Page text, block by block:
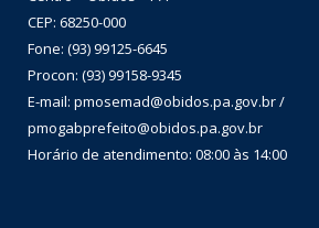
CEP: 68250-000
Fone: (93) 99125-6645
Procon: (93) 99158-9345
E-mail: pmosemad@obidos.pa.gov.br /
pmogabprefeito@obidos.pa.gov.br
Horário de atendimento: 08:00 às 14:00